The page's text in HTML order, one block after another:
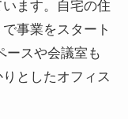
ます。自宅の住
事業をスタート
ースや会議室も
としたオフィス